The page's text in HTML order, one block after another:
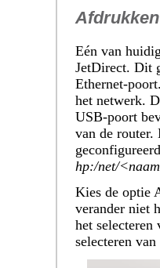
Eén van
JetDirect. Dit
Ethernet-
het netwerk.
USB-poort
van de router.
hp:/net/
Kies de optie
verander niet
het
selecteren